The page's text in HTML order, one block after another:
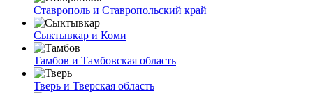
Ставрополь и Ставропольский край
Сыктывкар и Коми
Тамбов и Тамбовская область
Тверь и Тверская область